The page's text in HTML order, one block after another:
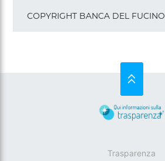
COPYRIGHT BANCA DEL FUCINO
SU
Trasparenza